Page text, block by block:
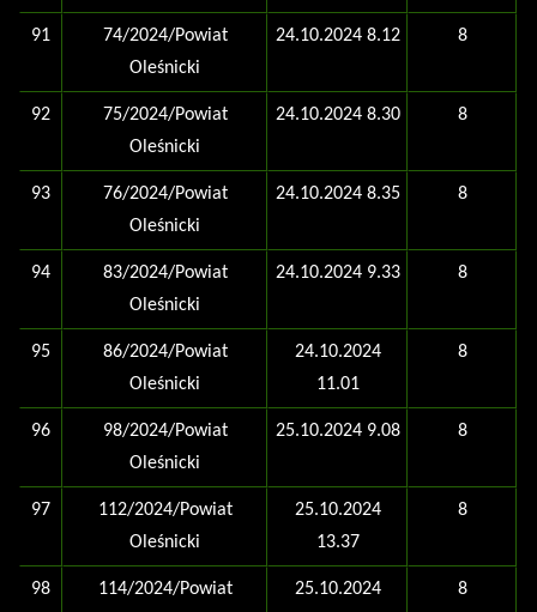
91
74/2024/Powiat
Oleśnicki
24.10.2024 8.12 8
92
75/2024/Powiat
Oleśnicki
24.10.2024 8.30 8
93
76/2024/Powiat
Oleśnicki
24.10.2024 8.35 8
94
83/2024/Powiat
Oleśnicki
24.10.2024 9.33 8
95
86/2024/Powiat
Oleśnicki
24.10.2024
11.01
8
96
98/2024/Powiat
Oleśnicki
25.10.2024 9.08 8
97
112/2024/Powiat
Oleśnicki
25.10.2024
13.37
8
98
114/2024/Powiat
25.10.2024
8